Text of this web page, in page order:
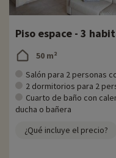
Piso espace - 3
50 m²
Salón para 2 personas
2 dormitorios para 2
Cuarto de baño con
ducha o bañera
¿Qué incluye el precio?